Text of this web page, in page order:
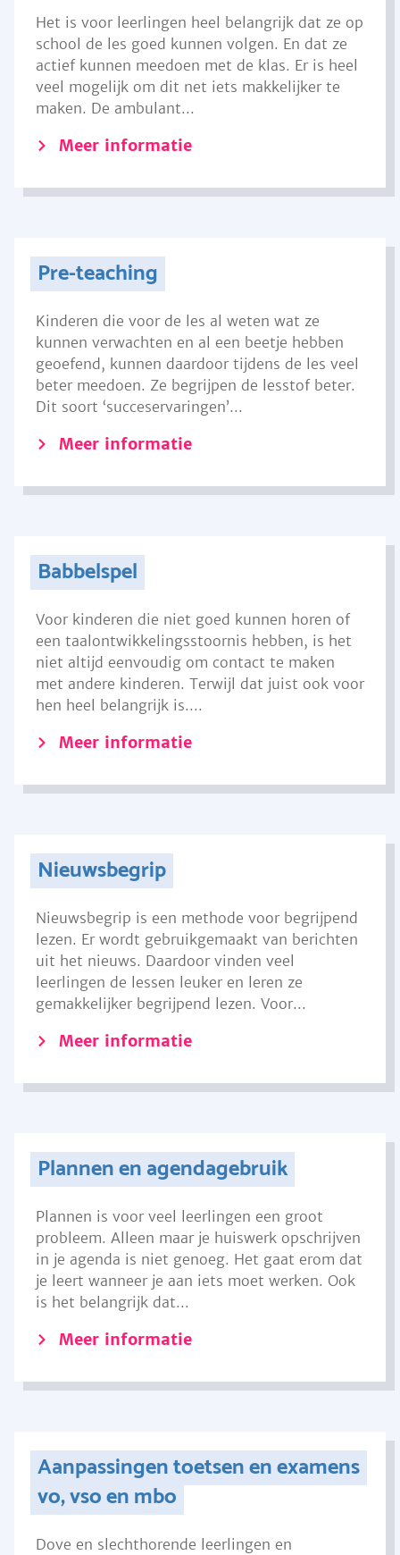
Het is voor leerlingen heel belangrijk dat ze op
school de les goed kunnen volgen. En dat ze
actief kunnen meedoen met de klas. Er is heel
veel mogelijk om dit net iets makkelijker te
maken. De ambulant...
Meer informatie
Pre-teaching
Kinderen die voor de les al weten wat ze
kunnen verwachten en al een beetje hebben
geoefend, kunnen daardoor tijdens de les veel
beter meedoen. Ze begrijpen de lesstof beter.
Dit soort ‘succeservaringen’...
Meer informatie
Babbelspel
Voor kinderen die niet goed kunnen horen of
een taalontwikkelingsstoornis hebben, is het
niet altijd eenvoudig om contact te maken
met andere kinderen. Terwijl dat juist ook voor
hen heel belangrijk is....
Meer informatie
Nieuwsbegrip
Nieuwsbegrip is een methode voor begrijpend
lezen. Er wordt gebruikgemaakt van berichten
uit het nieuws. Daardoor vinden veel
leerlingen de lessen leuker en leren ze
gemakkelijker begrijpend lezen. Voor...
Meer informatie
Plannen en agendagebruik
Plannen is voor veel leerlingen een groot
probleem. Alleen maar je huiswerk opschrijven
in je agenda is niet genoeg. Het gaat erom dat
je leert wanneer je aan iets moet werken. Ook
is het belangrijk dat...
Meer informatie
Aanpassingen toetsen en examens
vo, vso en mbo
Dove en slechthorende leerlingen en